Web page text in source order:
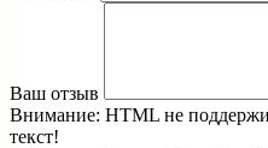
Ваш отзыв
Внимание: HTML не
текст!